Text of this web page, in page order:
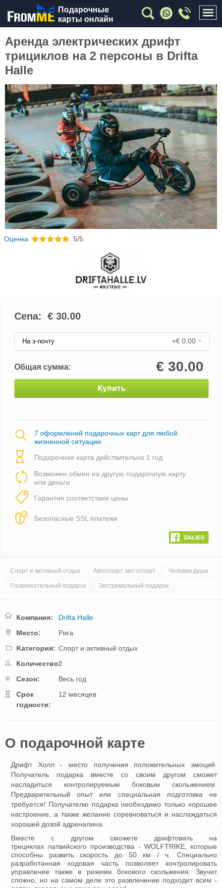
Подарочные
карты онлайн
Аренда электрических дрифт
трициклов на 2 персоны в Drifta
Halle
Previous
Oценка 5/5
Cena: € 30.00
На э-почту +€ 0.00
Общая сумма: € 30.00
Купить
7 оформлений подарочных карт для любой
жизненной ситуации
Подарочная карта действительна 1 год
Возможен обмен на другую подарочную карту
или деньги
Гарантия соответствия цены
Безопасные SSL платежи
Спорт и активный отдых Автоспорт, мотоспорт Человек души
Развлекательный подарок Экстремальный подарок
Компания:
Drifta Halle
Mестo:
Рига
Kатегория: Спорт и активный отдых
Количество:2
Cезон:
Весь год
Cрок
годности:
12 месяцев
O подарочной картe
Дрифт Холл - место получения положительных эмоций.
Получатель подарка вместе со своим другом сможет
насладиться контролируемым боковым скольжением.
Предварительный опыт или специальная подготовка не
требуется! Получателю подарка необходимо только хорошее
настроение, а также желание соревноваться и наслаждаться
хорошей дозой адреналина.
Вместе с другом сможете дрифтовать на
трициклах латвийского производства - WOLFTRIKE, которые
способны развить скорость до 50 км / ч. Специально
разработанная ходовая часть позволяет контролировать
управление также в режиме бокового скольжения. Звучит
сложно, но на самом деле это развлечение подходит всем -